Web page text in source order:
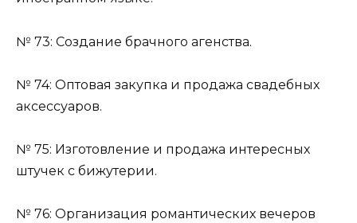
№ 73: Создание брачного агенства.
№ 74: Оптовая закупка и продажа свадебных
аксессуаров.
№ 75: Изготовление и продажа интересных
штучек с бижутерии.
№ 76: Организация романтических вечеров